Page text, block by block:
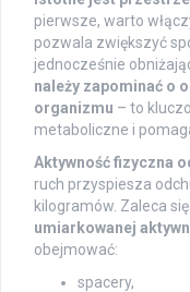
pierwsze, warto
pozwala zwiększyć
jednocześnie
należy zapominać o
organizmu – to
metaboliczne i
Aktywność fizyczna
ruch przyspiesza
kilogramów. Zaleca
umiarkowanej
obejmować:
spacery,